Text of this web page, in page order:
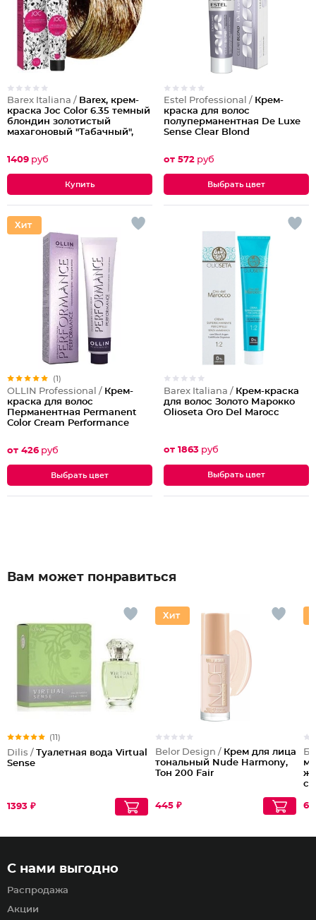
Barex Italiana / Barex, крем-
краска Joc Color 6.35 темный
блондин золотистый
махагоновый "Табачный",
1409 руб
Estel Professional / Крем-
краска для волос
полуперманентная De Luxe
Sense Clear Blond
от 572 руб
Выбрать цвет
(1)
OLLIN Professional / Крем-
краска для волос
Перманентная Permanent
Color Cream Performance
от 426 руб
Выбрать цвет
Barex Italiana / Крем-краска
для волос Золото Марокко
Olioseta Oro Del Marocc
от 1863 руб
Выбрать цвет
Вам может понравиться
(11)
Dilis / Туалетная вода Virtual
Sense
1393 ₽
Belor Design / Крем для лица
тональный Nude Harmony,
Тон 200 Fair
445 ₽
С нами выгодно
Распродажа
Акции